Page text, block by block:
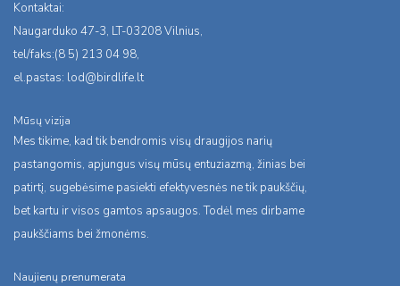
Kontaktai:
Naugarduko 47-3, LT-03208 Vilnius,
tel/faks:(8 5) 213 04 98,
el.pastas: lod@birdlife.lt
Mūsų vizija
Mes tikime, kad tik bendromis visų draugijos narių
pastangomis, apjungus visų mūsų entuziazmą, žinias bei
patirtį, sugebėsime pasiekti efektyvesnės ne tik paukščių,
bet kartu ir visos gamtos apsaugos. Todėl mes dirbame
paukščiams bei žmonėms.
Naujienų prenumerata